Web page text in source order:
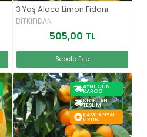
3 Yaş Alaca Limon Fidanı
BİTKİFİDAN
505,00 TL
Sepete Ekle
AYNI GÜN
KARGO
STOKTAN
TESLIM
KAMPANYALI
ÜRÜN